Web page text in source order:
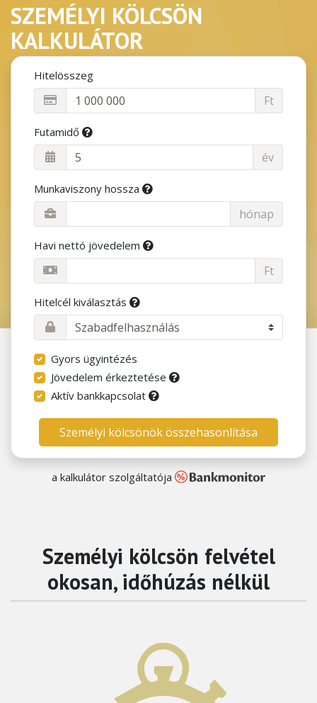
SZEMÉLYI KÖLCSÖN
KALKULÁTOR
Hitelösszeg
Ft
Futamidő
év
Munkaviszony hossza
hónap
Havi nettó jövedelem
Ft
Hitelcél kiválasztás
Gyors ügyintézés
Jövedelem érkeztetése
Aktív bankkapcsolat
Személyi kölcsönök összehasonlítása
a kalkulátor szolgáltatója
Személyi kölcsön felvétel
okosan, időhúzás nélkül